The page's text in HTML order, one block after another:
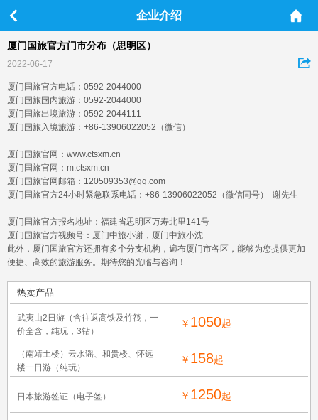
企业介绍
厦门国旅官方门市分布（思明区）
2022-06-17
厦门国旅官方电话：0592-2044000
厦门国旅国内旅游：0592-2044000
厦门国旅出境旅游：0592-2044111
厦门国旅入境旅游：+86-13906022052（微信）
厦门国旅官网：www.ctsxm.cn
厦门国旅官网：m.ctsxm.cn
厦门国旅官网邮箱：120509353@qq.com
厦门国旅官方24小时紧急联系电话：+86-13906022052（微信同号） 谢先生
厦门国旅官方报名地址：福建省思明区万寿北里141号
厦门国旅官方视频号：厦门中旅小谢，厦门中旅小沈
此外，厦门国旅官方还拥有多个分支机构，遍布厦门市各区，能够为您提供更加
便捷、高效的旅游服务。期待您的光临与咨询！
热卖产品
武夷山2日游（含往返高铁及竹筏，一
价全含，纯玩，3钻）
￥ 1050起
（南靖土楼）云水谣、和贵楼、怀远
楼一日游（纯玩）
￥ 158起
日本旅游签证（电子签） ￥ 1250起